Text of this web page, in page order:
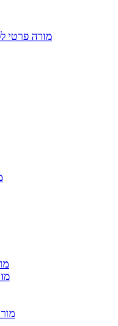
מורה פרטי